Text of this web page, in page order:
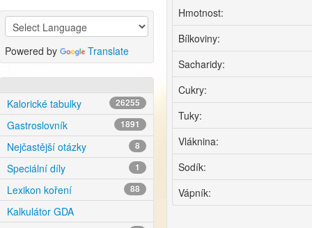
Powered by Translate
Kalorické tabulky 26255
Gastroslovník 1891
Nejčastější otázky 8
Speciální díly 1
Lexikon koření 88
Kalkulátor GDA
Hmotnost:
Bílkoviny:
Sacharidy:
Cukry:
Tuky:
Vláknina:
Sodík:
Vápník: